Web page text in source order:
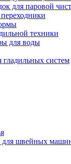
для паровой
техники
для воды
систем
для швейных